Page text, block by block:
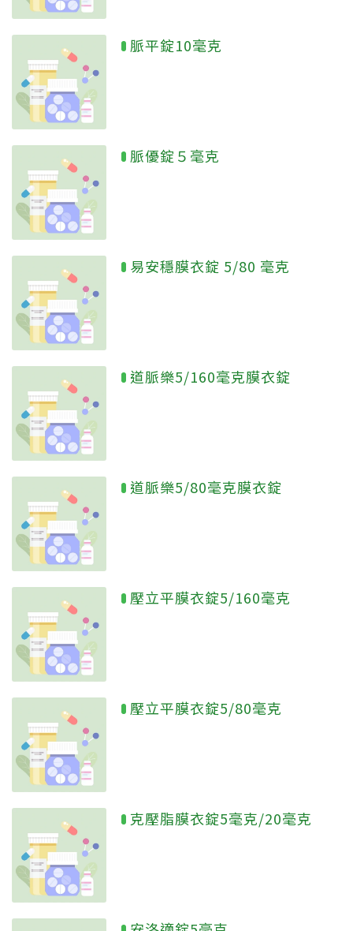
脈平錠10毫克
脈優錠５毫克
易安穩膜衣錠 5/80 毫克
道脈樂5/160毫克膜衣錠
道脈樂5/80毫克膜衣錠
壓立平膜衣錠5/160毫克
壓立平膜衣錠5/80毫克
克壓脂膜衣錠5毫克/20毫克